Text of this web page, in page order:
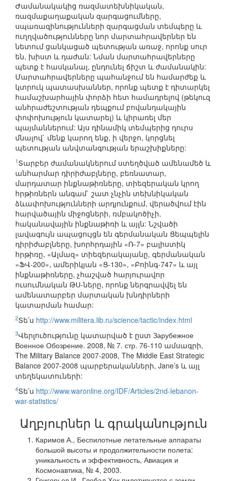
Ժամանակակից ռազմատեխնիկական,
ռազմաքաղաքական զարգացումները,
սպառազինությունների զարգացման տեմպերը և
ուղղվածությունները նոր մարտահրավերներ են
նետում ցանկացած պետության առաջ, որոնք սուր
են, խիստ և դաժան: Նման մարտահրավերները
պետք է հասկանալ, ընդունել ճիշտ և ժամանակին:
Մարտահրավերները պահանջում են համարժեք և
կտրուկ պատասխաններ, որոնք պետք է դիտարկել
համաշխարհային փորձի հետ համադրելով (թեկուզ
անհրաժեշտության դեպքում բովանդակային
փոփոխություն կատարել) և կիրառել մեր
պայմաններում: Այս դինամիկ տեմպերից դուրս
մնալով` մենք կարող ենք, ի վերջո, կորցնել
պետության անվտանգության երաշխիքները:
1 Տարբեր ժամանակներում ստեղծված ամենամեծ և
անհարմար դիրիժաբլները, բեռնատար,
մարդատար ինքնաթիռները, տիեզերական կրող
հրթիռներն անգամ` շատ չնչին տեխնիկական
ձևափոխությունների արդյունքում, վերածվում էին
հարվածային միջոցների, ռմբակոծիչի,
հականավային ինքնաթիռի և այլն: Նշվածի
լավագույն ապացույցն են գերմանական Ցեպպելին
դիրիժաբլները, խորհրդային «Ռ-7» բալիստիկ
հրթիռը, «Ալմազ» տիեզերակայանը, գերմանական
«ՖՎ-200», ամերիկյան «Ց-130», «Բոինգ-747» և այլ
ինքնաթիռները, չհաշված հարյուրավոր
ուսումնական ԹՍ-ները, որոնք ներգրավվել են
ամենատարբեր մարտական խնդիրների
կատարման համար:
2Տե՛ս http://www.militera.lib.ru/science/tactic/index.html
3Վերլուծությունը կատարված է ըստ Зарубежное
Военное Обозрение. 2008, № 7. стр. 76-110 ամսագրի,
The Military Balance 2007-2008, The Middle East Strategic
Balance 2007-2008 պարբերականների, Jane’s և այլ
տեղեկատուների:
4Տե՛ս http://www.waronline.org/IDF/Articles/2nd-lebanon-
war-statistics/
Աղբյուրներ և գրականություն
Каримов А., Беспилотные летательные аппараты
большой высоты и продолжительности полета:
уникальность и эффективность, Авиация и
Космонавтика, № 4, 2003.